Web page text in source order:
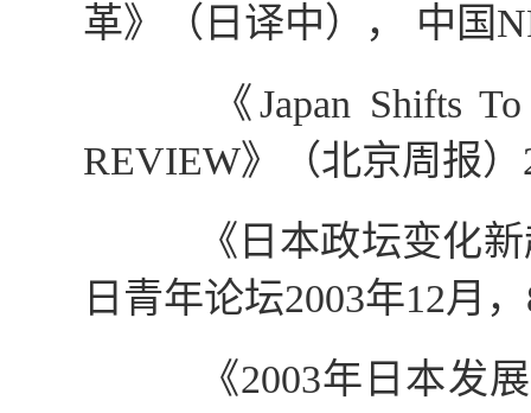
革》（日译中）， 中国
《Japan Shifts
REVIEW》（北京周报）
《日本政坛变化新
日青年论坛2003年12月，
《2003年日本发